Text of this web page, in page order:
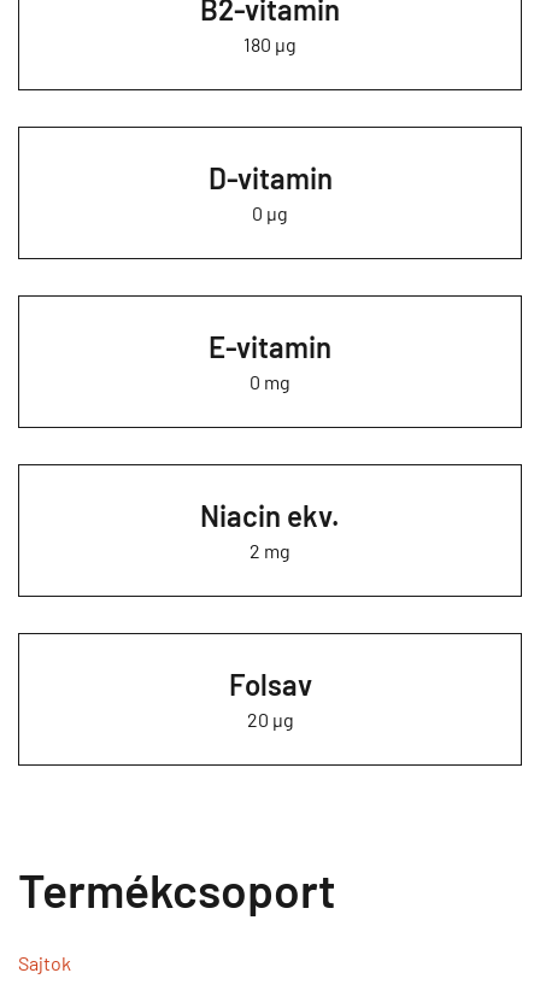
B2-vitamin
180 µg
D-vitamin
0 µg
E-vitamin
0 mg
Niacin ekv.
2 mg
Folsav
20 µg
Termékcsoport
Sajtok